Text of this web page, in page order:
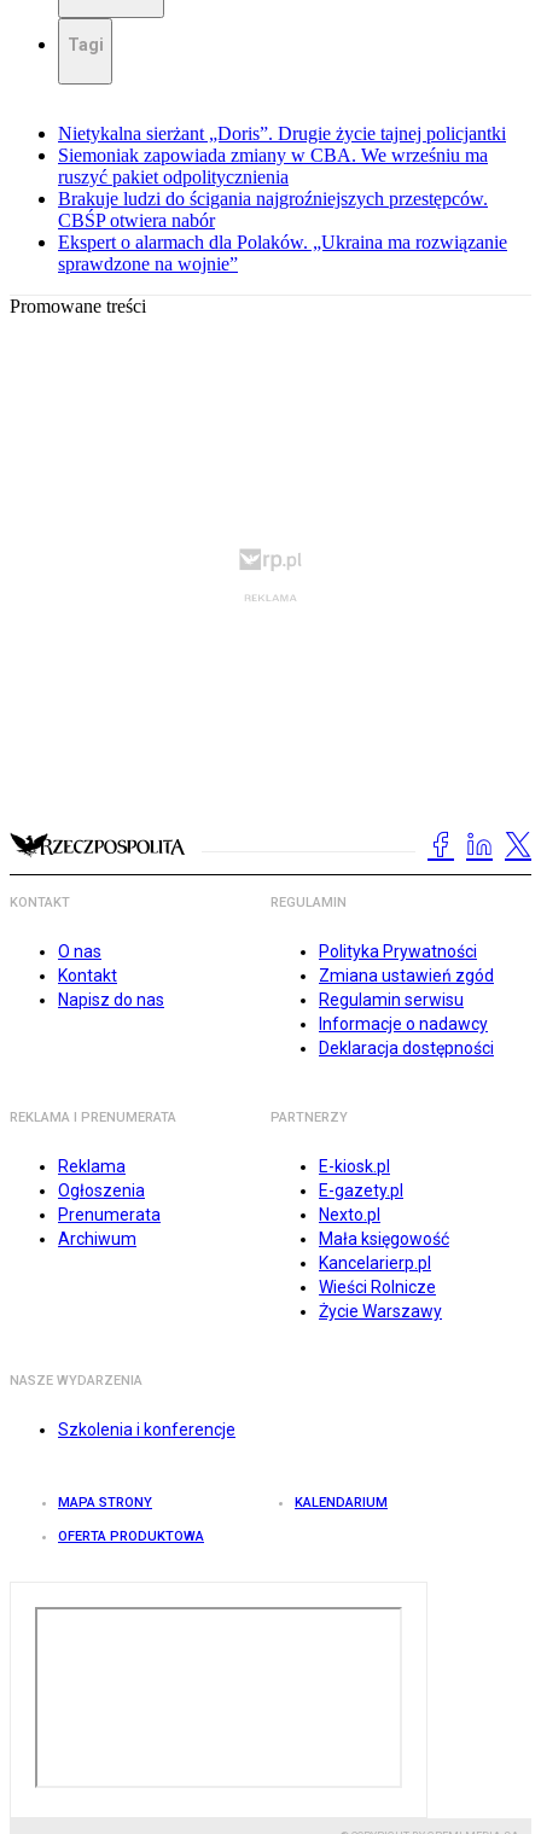
Tagi
Nietykalna sierżant „Doris”. Drugie życie tajnej policjantki
Siemoniak zapowiada zmiany w CBA. We wrześniu ma
ruszyć pakiet odpolitycznienia
Brakuje ludzi do ścigania najgroźniejszych przestępców.
CBŚP otwiera nabór
Ekspert o alarmach dla Polaków. „Ukraina ma rozwiązanie
sprawdzone na wojnie”
Promowane treści
KONTAKT
O nas
Kontakt
Napisz do nas
REGULAMIN
Polityka Prywatności
Zmiana ustawień zgód
Regulamin serwisu
Informacje o nadawcy
Deklaracja dostępności
REKLAMA I PRENUMERATA
Reklama
Ogłoszenia
Prenumerata
Archiwum
PARTNERZY
E-kiosk.pl
E-gazety.pl
Nexto.pl
Mała księgowość
Kancelarierp.pl
Wieści Rolnicze
Życie Warszawy
NASZE WYDARZENIA
Szkolenia i konferencje
MAPA STRONY KALENDARIUM
OFERTA PRODUKTOWA